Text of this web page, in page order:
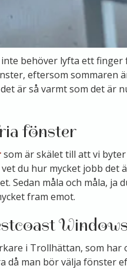
behöver lyfta ett
eftersom sommaren
är så varmt som det är
fönster
som är skälet till att vi
du hur mycket jobb det
Sedan måla och måla, ja
fram emot.
Windows
i Trollhättan, som har
då man bör välja fönster